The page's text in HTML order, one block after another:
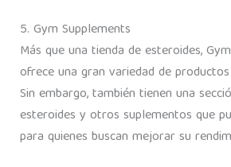
5. Gym Supplements
Más que una tienda de esteroides,
ofrece una gran variedad de
Sin embargo, también tienen una
esteroides y otros suplementos que
para quienes buscan mejorar su